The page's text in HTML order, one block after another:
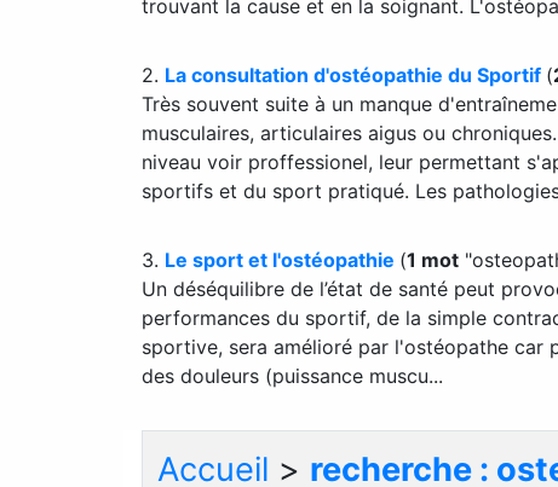
trouvant la cause et en la soignant.
2. La consultation d'ostéopathie du Sportif (
Très souvent suite à un manque
musculaires, articulaires aigus ou
niveau voir proffessionel, leur permettant
sportifs et du sport pratiqué. Les
3. Le sport et l'ostéopathie (1 mot
Un déséquilibre de l’état de santé peut
performances du sportif, de la simple
sportive, sera amélioré par l'ostéopathe car
des douleurs (puissance muscu...
Accueil > recherche :